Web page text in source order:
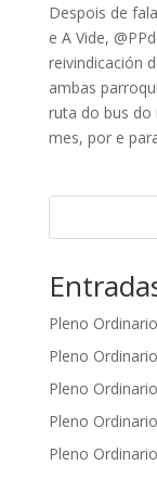
Despois de
e A Vide,
reivindicación
ambas
ruta do bus do
mes, por e
Pleno
Pleno
Pleno
Pleno
Pleno